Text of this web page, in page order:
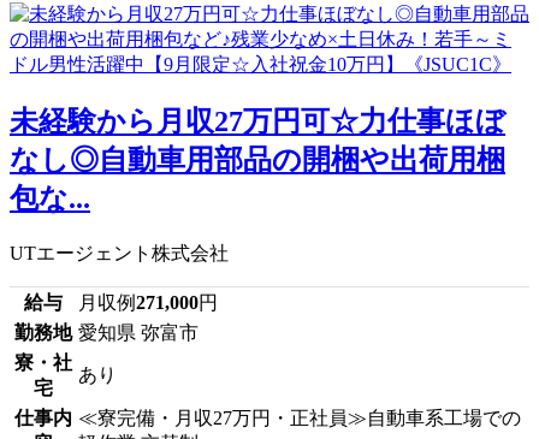
未経験から月収27万円可☆力仕事ほぼ
なし◎自動車用部品の開梱や出荷用梱
包な...
UTエージェント株式会社
給与 月収例271,000円
勤務地 愛知県 弥富市
寮・社
宅
あり
仕事内 ≪寮完備・月収27万円・正社員≫自動車系工場での